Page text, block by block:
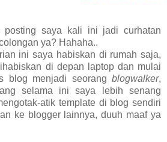
posting saya kali ini jadi curhatan
ya? Hahaha..
ini saya habiskan di rumah saja,
di depan laptop dan mulai
blog menjadi seorang blogwalker,
selama ini saya lebih senang
atik template di blog sendiri
ke blogger lainnya, duuh maaf ya